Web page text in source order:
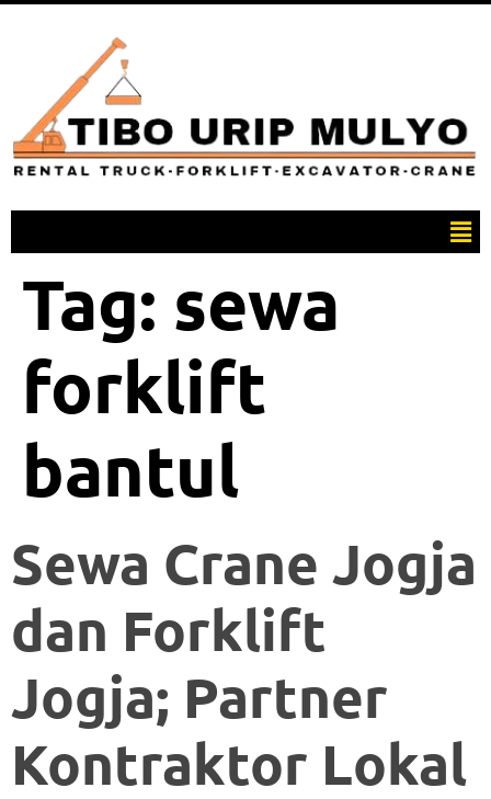
Tag: sewa
forklift
bantul
Sewa Crane Jogja
dan Forklift
Jogja; Partner
Kontraktor Lokal